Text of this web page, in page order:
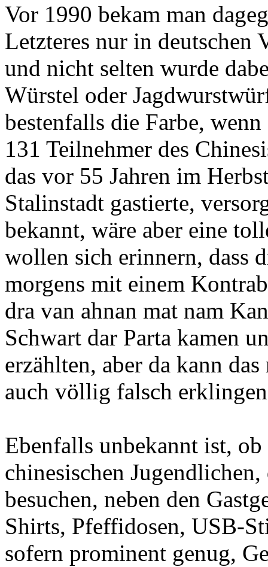
Vor 1990 bekam man
Letzteres nur in deutschen
und nicht selten wurde
Würstel oder
bestenfalls die Farbe,
131 Teilnehmer des
das vor 55 Jahren im
Stalinstadt gastierte,
bekannt, wäre aber eine
wollen sich erinnern, dass
morgens mit einem
dra van ahnan mat nam
Schwart dar Parta kamen
erzählten, aber da kann
auch völlig falsch
Ebenfalls unbekannt ist,
chinesischen
besuchen, neben den
Shirts, Pfeffidosen, USB-
sofern prominent genug,